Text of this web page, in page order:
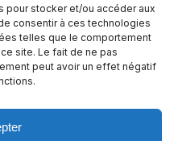
stocker et/ou accéder aux
consentir à ces technologies
telles que le comportement
site. Le fait de ne pas
peut avoir un effet négatif